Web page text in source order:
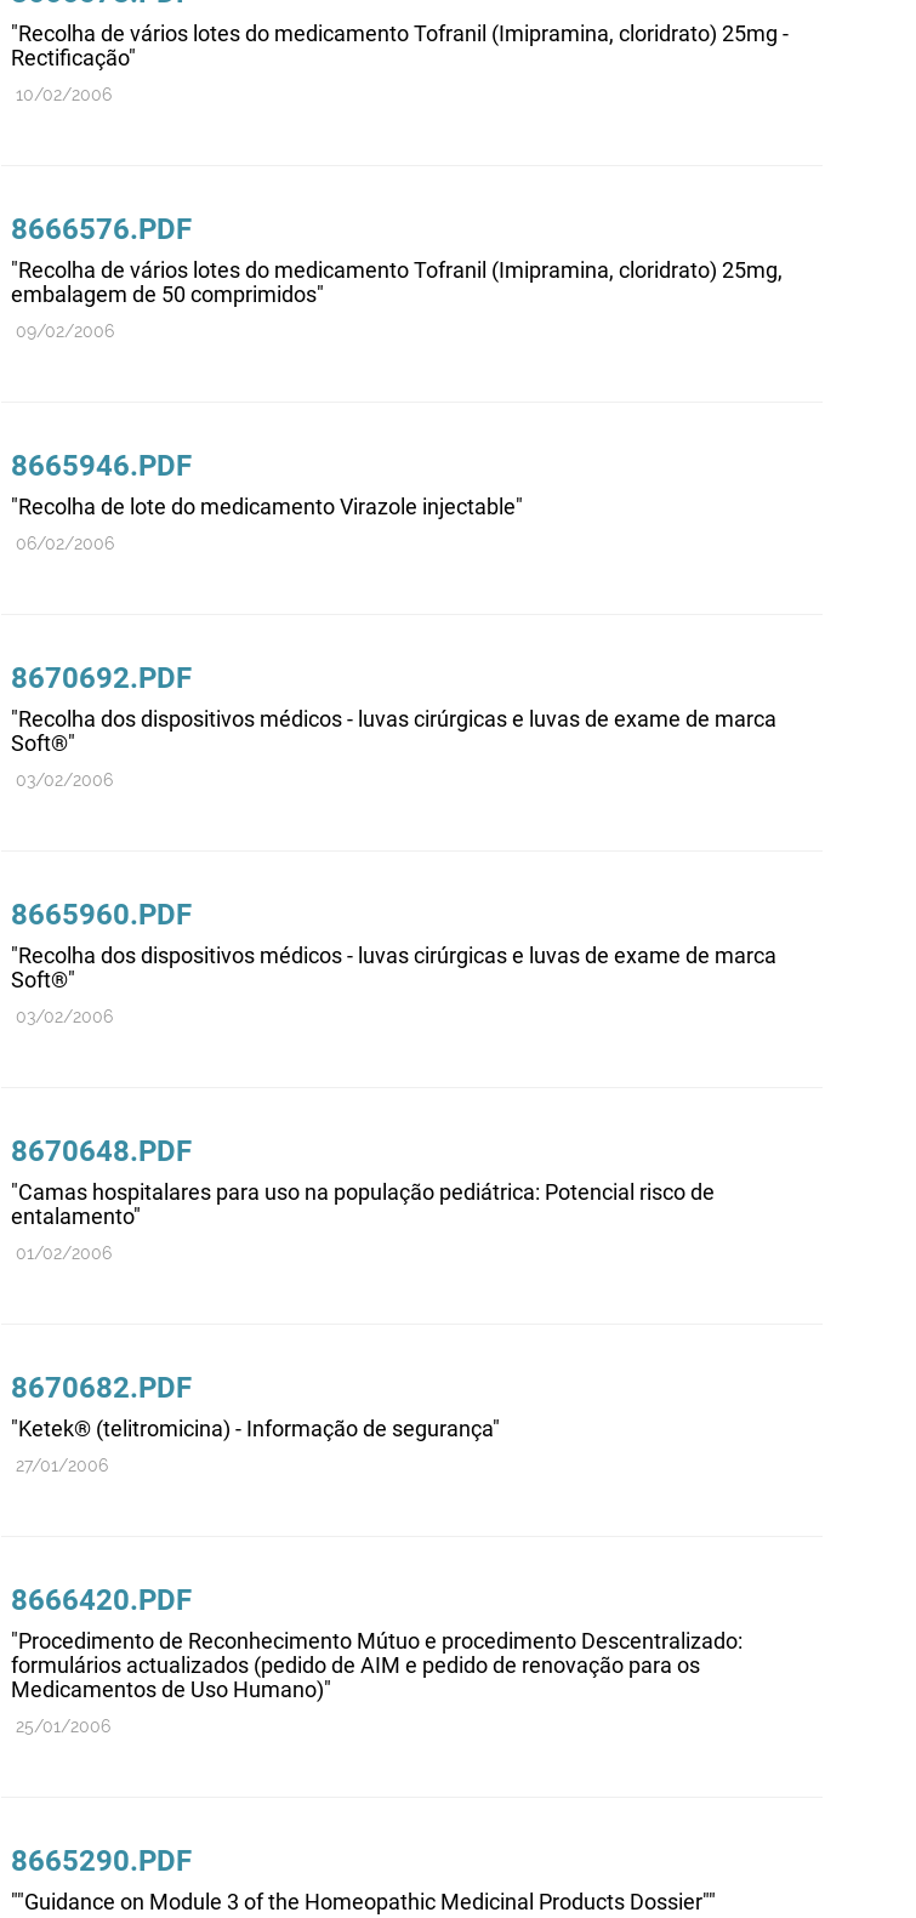
"Recolha de vários lotes do medicamento Tofranil (Imipramina, cloridrato) 25mg -
Rectificação"
10/02/2006
8666576.PDF
"Recolha de vários lotes do medicamento Tofranil (Imipramina, cloridrato) 25mg,
embalagem de 50 comprimidos"
09/02/2006
8665946.PDF
"Recolha de lote do medicamento Virazole injectable"
06/02/2006
8670692.PDF
"Recolha dos dispositivos médicos - luvas cirúrgicas e luvas de exame de marca
Soft®"
03/02/2006
8665960.PDF
"Recolha dos dispositivos médicos - luvas cirúrgicas e luvas de exame de marca
Soft®"
03/02/2006
8670648.PDF
"Camas hospitalares para uso na população pediátrica: Potencial risco de
entalamento"
01/02/2006
8670682.PDF
"Ketek® (telitromicina) - Informação de segurança"
27/01/2006
8666420.PDF
"Procedimento de Reconhecimento Mútuo e procedimento Descentralizado:
formulários actualizados (pedido de AIM e pedido de renovação para os
Medicamentos de Uso Humano)"
25/01/2006
8665290.PDF
""Guidance on Module 3 of the Homeopathic Medicinal Products Dossier""